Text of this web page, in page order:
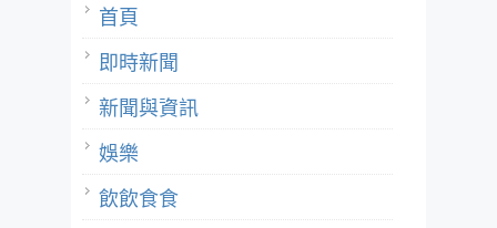
首頁
即時新聞
新聞與資訊
娛樂
飲飲食食